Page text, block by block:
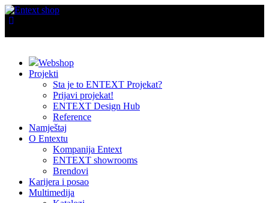
Webshop
Projekti
Sta je to ENTEXT Projekat?
Prijavi projekat!
ENTEXT Design Hub
Reference
Namještaj
O Entextu
Kompanija Entext
ENTEXT showrooms
Brendovi
Karijera i posao
Multimedija